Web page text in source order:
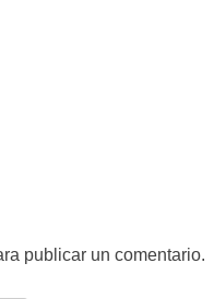
publicar un comentario.